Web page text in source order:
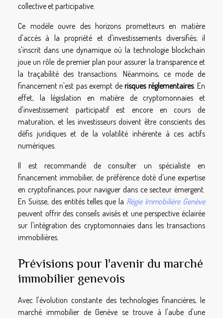
collective et participative.
Ce modèle ouvre des horizons prometteurs en matière
d'accès à la propriété et d'investissements diversifiés; il
s'inscrit dans une dynamique où la technologie blockchain
joue un rôle de premier plan pour assurer la transparence et
la traçabilité des transactions. Néanmoins, ce mode de
financement n'est pas exempt derisques réglementaires. En
effet, la législation en matière de cryptomonnaies et
d'investissement participatif est encore en cours de
maturation, et les investisseurs doivent être conscients des
défis juridiques et de la volatilité inhérente à ces actifs
numériques.
Il est recommandé de consulter un spécialiste en
financement immobilier, de préférence doté d'une expertise
en cryptofinances, pour naviguer dans ce secteur émergent.
En Suisse, des entités telles que la Régie Immobilière Genève
peuvent offrir des conseils avisés et une perspective éclairée
sur l'intégration des cryptomonnaies dans les transactions
immobilières.
Prévisions pour l'avenir du marché
immobilier genevois
Avec l'évolution constante des technologies financières, le
marché immobilier de Genève se trouve à l'aube d'une